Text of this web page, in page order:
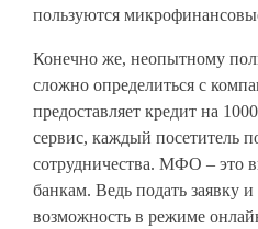
пользуются
Конечно же, неопытному
сложно определиться с
предоставляет кредит на
сервис, каждый посетитель
сотрудничества. МФО – это
банкам. Ведь подать заявку
возможность в режиме